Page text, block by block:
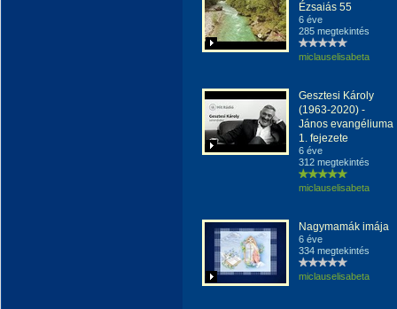
Ézsaiás 55
6 éve
285 megtekintés
miclauselisabeta
Gesztesi Károly
(1963-2020) -
János evangéliuma
1. fejezete
6 éve
312 megtekintés
miclauselisabeta
Nagymamák imája
6 éve
334 megtekintés
miclauselisabeta